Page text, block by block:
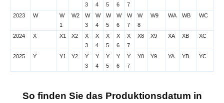
3
4
5
6
7
2023 W
W
1
W2
W
3
W
4
W
5
W
6
W
7
W
8
W9 WA WB WC
2024 X X1 X2
X
3
X
4
X
5
X
6
X
7
X8 X9 XA XB XC
2025 Y Y1 Y2
Y
3
Y
4
Y
5
Y
6
Y
7
Y8 Y9 YA YB YC
So finden Sie das Produktionsdatum in